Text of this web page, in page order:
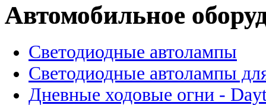
Автомобильное
Светодиодные автолампы
Светодиодные автолампы
Дневные ходовые огни -